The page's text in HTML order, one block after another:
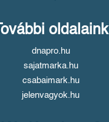
További oldalaink
dnapro.hu
sajatmarka.hu
csabaimark.hu
jelenvagyok.hu